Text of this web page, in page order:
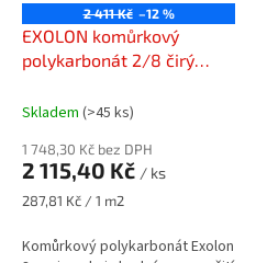
2 411 Kč –12 %
EXOLON komůrkový
polykarbonát 2/8 čirý
Skladem (>45 ks)
1 748,30 Kč bez DPH
2 115,40 Kč / ks
Měrná
287,81 Kč / 1 m2
Komůrkový polykarbonát Exolon